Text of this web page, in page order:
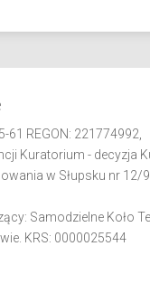
61 REGON: 221774992,
Kuratorium - decyzja
w Słupsku nr 12/
Samodzielne Koło
KRS: 0000025544